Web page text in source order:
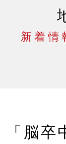
新着情
「脳